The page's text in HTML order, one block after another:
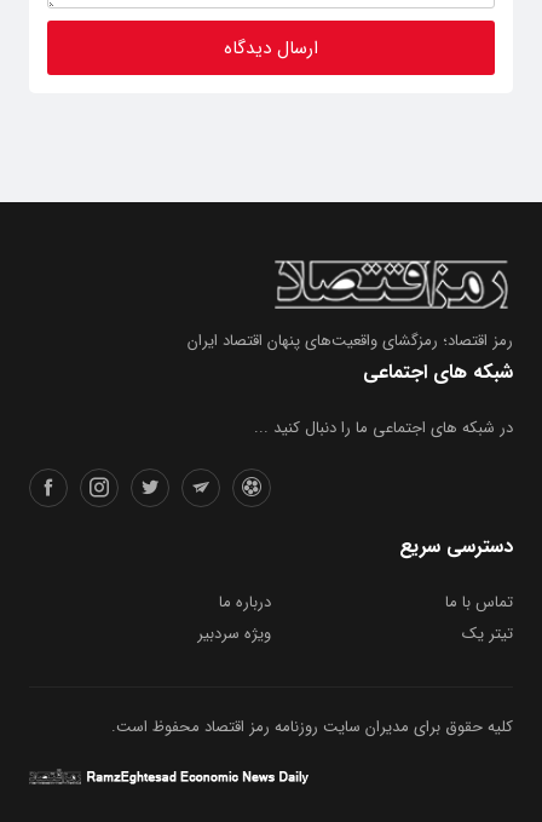
رمز اقتصاد؛ رمزگشای واقعیت‌های پنهان اقتصاد ایران
شبکه های اجتماعی
در شبکه های اجتماعی ما را دنبال کنید ...
دسترسی سریع
تماس با ما
درباره ما
تیتر یک
ویژه سردبیر
کلیه حقوق برای مدیران سایت روزنامه رمز اقتصاد محفوظ است.